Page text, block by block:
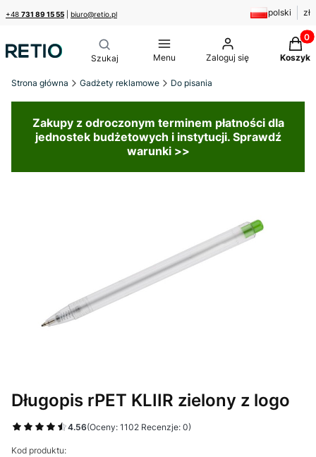
+48 731 89 15 55 biuro@retio.pl polski zł
Menu Zaloguj się Koszyk
Strona główna Gadżety reklamowe Do pisania
Zakupy z odroczonym terminem płatności dla
jednostek budżetowych i instytucji. Sprawdź
warunki >>
Długopis rPET KLIIR zielony z logo
4.56(Oceny: 1102 Recenzje: 0)
Kod produktu: